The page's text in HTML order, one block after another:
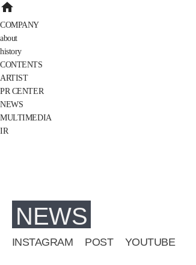
home
COMPANY
about
history
CONTENTS
ARTIST
PR CENTER
NEWS
MULTIMEDIA
IR
NEWS
INSTAGRAM POST YOUTUBE